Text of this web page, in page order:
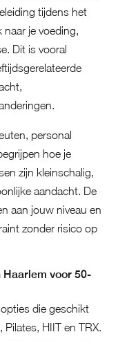
tijdens het
je voeding,
Dit is vooral
personal
hoe je
zijn kleinschalig,
aandacht. De
aan jouw niveau en
zonder risico op
voor 50-
die geschikt
HIIT en TRX.